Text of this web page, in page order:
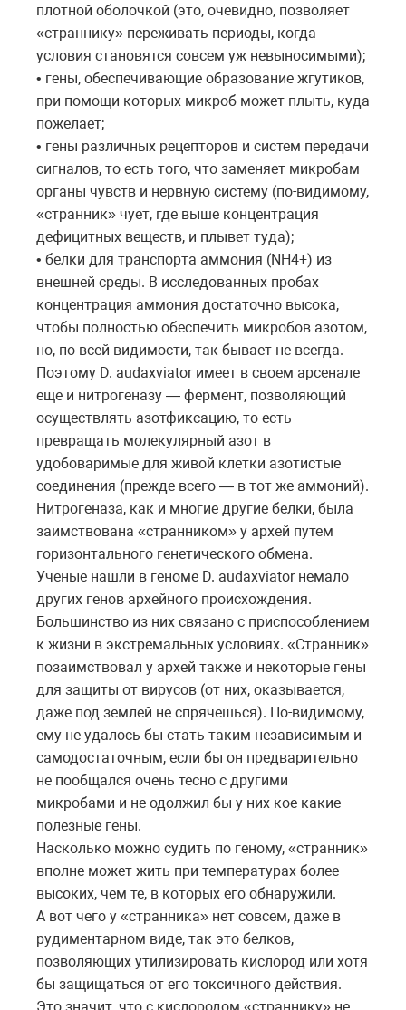
плотной оболочкой (это, очевидно, позволяет
«страннику» переживать периоды, когда
условия становятся совсем уж невыносимыми);
• гены, обеспечивающие образование жгутиков,
при помощи которых микроб может плыть, куда
пожелает;
• гены различных рецепторов и систем передачи
сигналов, то есть того, что заменяет микробам
органы чувств и нервную систему (по-видимому,
«странник» чует, где выше концентрация
дефицитных веществ, и плывет туда);
• белки для транспорта аммония (NH4+) из
внешней среды. В исследованных пробах
концентрация аммония достаточно высока,
чтобы полностью обеспечить микробов азотом,
но, по всей видимости, так бывает не всегда.
Поэтому D. audaxviator имеет в своем арсенале
еще и нитрогеназу — фермент, позволяющий
осуществлять азотфиксацию, то есть
превращать молекулярный азот в
удобоваримые для живой клетки азотистые
соединения (прежде всего — в тот же аммоний).
Нитрогеназа, как и многие другие белки, была
заимствована «странником» у архей путем
горизонтального генетического обмена.
Ученые нашли в геноме D. audaxviator немало
других генов архейного происхождения.
Большинство из них связано с приспособлением
к жизни в экстремальных условиях. «Странник»
позаимствовал у архей также и некоторые гены
для защиты от вирусов (от них, оказывается,
даже под землей не спрячешься). По-видимому,
ему не удалось бы стать таким независимым и
самодостаточным, если бы он предварительно
не пообщался очень тесно с другими
микробами и не одолжил бы у них кое-какие
полезные гены.
Насколько можно судить по геному, «странник»
вполне может жить при температурах более
высоких, чем те, в которых его обнаружили.
А вот чего у «странника» нет совсем, даже в
рудиментарном виде, так это белков,
позволяющих утилизировать кислород или хотя
бы защищаться от его токсичного действия.
Это значит, что с кислородом «страннику» не